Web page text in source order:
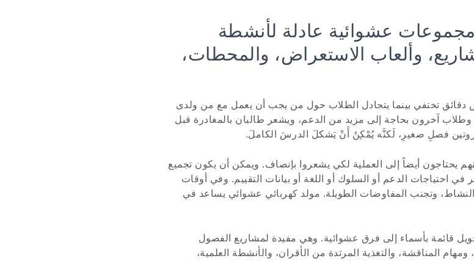
عشوائية عادلة لأنشطة
وألعاب الاستعراض، والمحطات،
تختفي بينما يتجادل الطلاب حول من يجب أن يعمل مع من ولدى
وطلاب آخرون بحاجة إلى مزيد من الدعم، ويشعر طالبان بالمغادرة قبل
يحتاجون أيضاً إلى العملية لكي يشعروا بإنصاف. ويمكن أن يكون تجميع
في احتياجات الدعم أو السلوك أو اللغة أو بيانات التقييم. وفي أوقات
وتجنب المفاوضات الطويلة. مولد كهربائي عشوائي يساعد في
قائمة بأسماء إلى فرق عشوائية. وهي مفيدة لمشاريع الفصول
المناقشة، والتغذية المرتدة من الأقران، والأنشطة العلمية،